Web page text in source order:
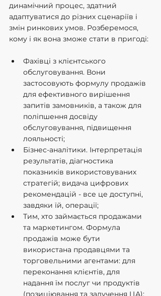
динамічний процес, здатний
адаптуватися до різних сценаріїв і
змін ринкових умов. Розберемося,
кому і як вона зможе стати в пригоді:
Фахівці з клієнтського
обслуговування. Вони
застосовують формулу продажів
для ефективного вирішення
запитів замовників, а також для
поліпшення досвіду
обслуговування, підвищення
лояльності;
Бізнес-аналітики. Інтерпретація
результатів, діагностика
показників використовуваних
стратегій; видача цифрових
рекомендацій - все це доступні,
завдяки їй, операції;
Тим, хто займається продажами
та маркетингом. Формула
продажів може бути
використана продавцями та
торговельними агентами: для
переконання клієнтів, для
надання їм послуг чи продуктів
(позиціювання та залучення ЦА);